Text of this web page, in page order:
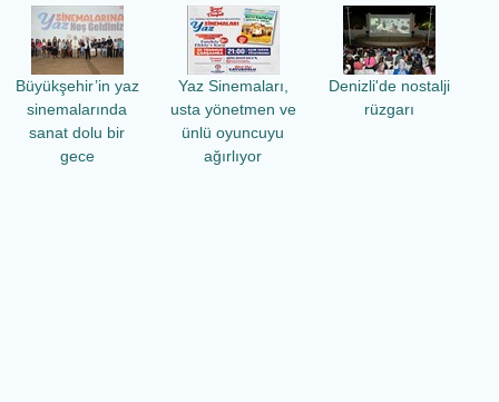
Büyükşehir’in yaz
sinemalarında
sanat dolu bir
gece
Yaz Sinemaları,
usta yönetmen ve
ünlü oyuncuyu
ağırlıyor
Denizli'de nostalji
rüzgarı